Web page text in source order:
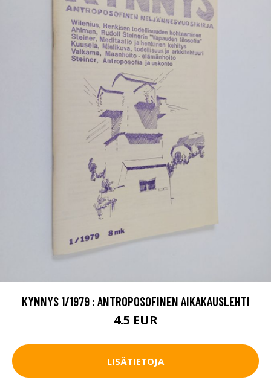
KYNNYS 1/1979 : ANTROPOSOFINEN AIKAKAUSLEHTI
4.5 EUR
LISÄTIETOJA